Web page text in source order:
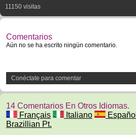
11150 visitas
Comentarios
Aún no se ha escrito ningún comentario.
Conéctate para comentar
14 Comentarios En Otros Idiomas.
Français
Italiano Español
Brazillian Pt.